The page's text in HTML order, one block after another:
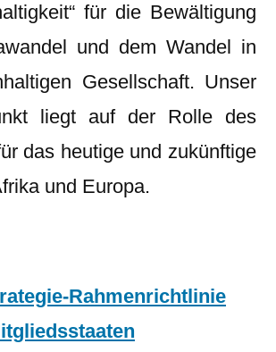
für die Bewältigung
und dem Wandel in
Gesellschaft. Unser
liegt auf der Rolle des
das heutige und zukünftige
und Europa.
Rahmenrichtlinie